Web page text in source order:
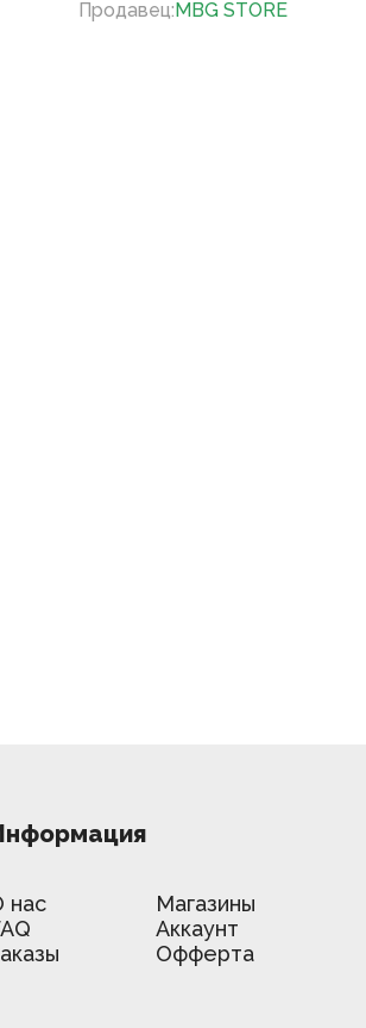
Продавец:MBG STORE
нас
Магазины
Аккаунт
Офферта